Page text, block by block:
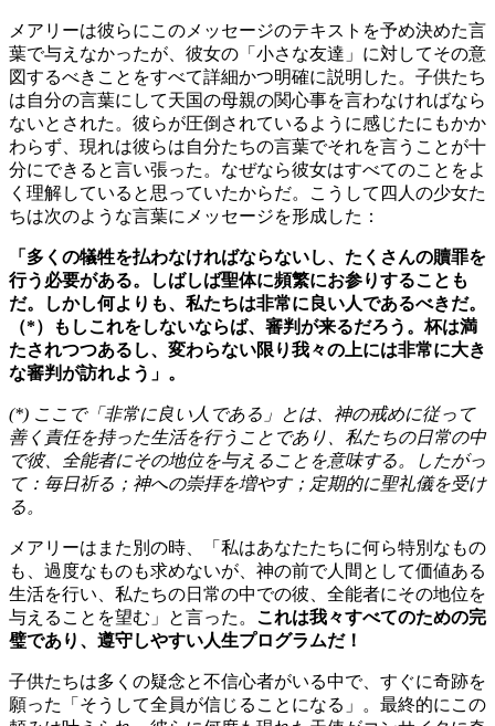
メアリーは彼らにこのメッセージのテキストを予め決めた言
葉で与えなかったが、彼女の「小さな友達」に対してその意
図するべきことをすべて詳細かつ明確に説明した。子供たち
は自分の言葉にして天国の母親の関心事を言わなければなら
ないとされた。彼らが圧倒されているように感じたにもかか
わらず、現れは彼らは自分たちの言葉でそれを言うことが十
分にできると言い張った。なぜなら彼女はすべてのことをよ
く理解していると思っていたからだ。こうして四人の少女た
ちは次のような言葉にメッセージを形成した：
「多くの犠牲を払わなければならないし、たくさんの贖罪を
行う必要がある。しばしば聖体に頻繁にお参りすることも
だ。しかし何よりも、私たちは非常に良い人であるべきだ。
（*）もしこれをしないならば、審判が来るだろう。杯は満
たされつつあるし、変わらない限り我々の上には非常に大き
な審判が訪れよう」。
(*) ここで「非常に良い人である」とは、神の戒めに従って
善く責任を持った生活を行うことであり、私たちの日常の中
で彼、全能者にその地位を与えることを意味する。したがっ
て：毎日祈る；神への崇拝を増やす；定期的に聖礼儀を受け
る。
メアリーはまた別の時、「私はあなたたちに何ら特別なもの
も、過度なものも求めないが、神の前で人間として価値ある
生活を行い、私たちの日常の中での彼、全能者にその地位を
与えることを望む」と言った。 これは我々すべてのための完
璧であり、遵守しやすい人生プログラムだ！
子供たちは多くの疑念と不信心者がいる中で、すぐに奇跡を
願った「そうして全員が信じることになる」。最終的にこの